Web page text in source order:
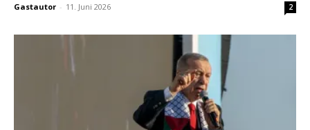
Gastautor - 11. Juni 2026 2